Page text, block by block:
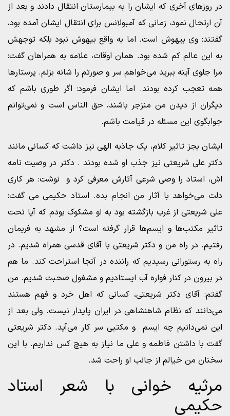
در روزهای آخری که ایشان را به بیمارستان انتقال دادند و بعد از
آن ارتحال نمود، زمانی که آمبولانس برای انتقال ایشان آمده بود،
گفتند: وی بیهوش است. اما به واقع بیهوش نبود بلکه توجهش
به این عالم کم شده بود. همان اوقات، علامه به همراهان گفت:
مرا جلوی آینه ببرید می‌خواهم سر و صورتم را شانه بزنم. پرستارها
همه تعجب کرده بودند. اما ایشان فرمود: اگر طوری باشم که
دیگران از دیدن من منزجر باشند، حق الناس است و نمی‌توانم
جوابگوی این مسئله در قیامت باشم.
ایشان بجز تاثیر کلام، یک جاذبه الهی نیز داشت که کسانی مانند
دکتر علی شریعتی نیز جذب او شده بود‌ند . دکتر در وصیت نامه
اش، استاد را وصی شرعی آثارش معرفی کرد و نوشت: هر کاری
دلت می‌خواهد با آثار من انجام بده. استاد حکیمی می گفت:
علی شریعتی از غرب بازگشته بود به او مشکوک بودم که آیا تحت
تاثیر مکتب‌ها و ایسم‌ها قرار گرفته است؟ از مشهد به فریمان
رفتیم. در راه من و دکتر شریعتی با آقای قدسی همراه شدیم. در
راه به رستورانی رسیدیم که راننده در آنجا استراحت کند. ما هم
در بیرون در کنار فواره آب ایستادیم و مشغول صحبت شدیم. من
گفتم: آقای دکتر شریعتی، کسانی که اهل خرد و فهم هستند
می‌دانند که نظام شاهنشاهی در ایران پایدار نیست. ولی بعد از
این نمی‌دانیم چه ایسم و مکتبی سر کار می‌آید. دکتر شریعتی
گفت با داشتن فاطمه و علی ما نیاز به هیچ کس نداریم. با این
سخنان من خیالم از جانب او راحت شد.
مرثیه خوانی با شعر استاد
حکیمی